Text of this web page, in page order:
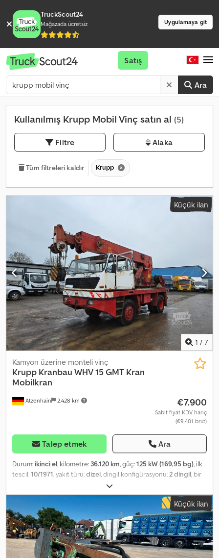
TruckScout24
Mağazada ücretsiz Uygulamaya git
Ara
Satış
Kullanılmış Krupp Mobil Vinç satın al (5)
Filtre Alaka
Tüm filtreleri kaldır Krupp
Küçük ilan
1 / 7
Atzenhain 2.428 km
Kamyon üzerine monteli vinç
Krupp Kranbau WHV 15 GMT Kran
Mobilkran
€7.900
Sabit fiyat KDV hariç
(€9.401 brüt)
Talep etmek Ara
Durum: ikinci el, kilometre: 36.120 km, güç:125 kW (169,95 bg), ilk
tescil:10/1971, yakıt türü:dizel, dingil konfigürasyonu:2 dingil, bir
, vites türü:
Kranbau WHV 15 GMT Crane Year of manufacture: 1971 Unladen
weight: 18,000 kg Available immediately Subject to errors and
prior sale WhatsApp Cjdowxlaaspfx Ah Aerf Phone:
Küçük ilan